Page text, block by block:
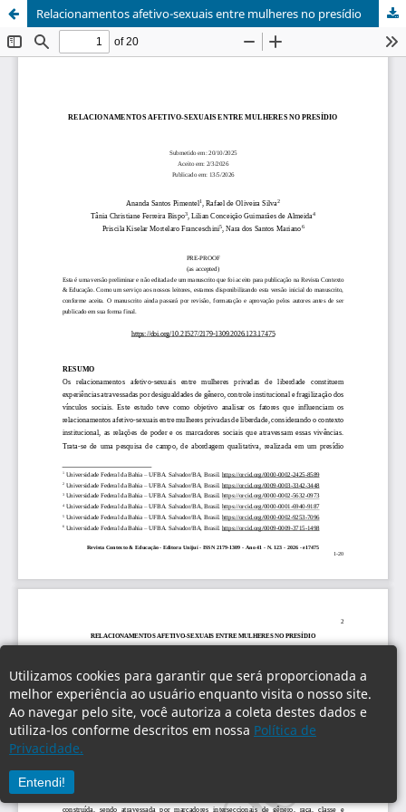
Utilizamos cookies para garantir que será proporcionada a
melhor experiência ao usuário enquanto visita o nosso site.
Ao navegar pelo site, você autoriza a coleta destes dados e
utiliza-los conforme descritos em nossa Política de
Privacidade.
Entendi!
Relacionamentos afetivo-sexuais entre mulheres no presídio